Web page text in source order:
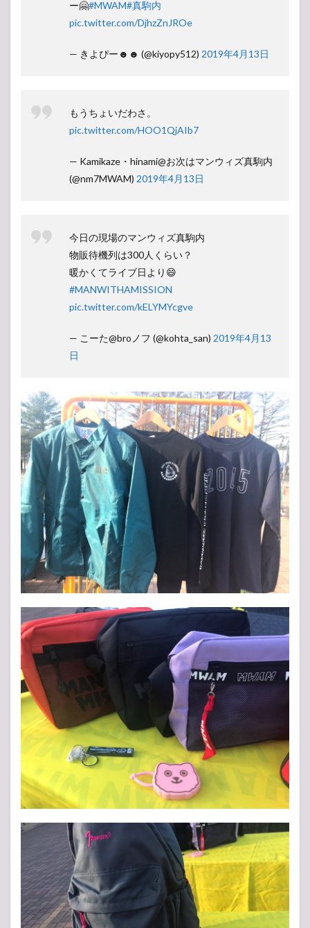
ー🤗#MWAM#真駒内
pic.twitter.com/DjhzZnJROe
— きよぴー☻☻ (@kiyopy512) 2019年4月13日
もうちょいだわさ。
pic.twitter.com/HOO1QjAIb7
— Kamikaze・hinami@お次はマンウィズ真駒内
(@nm7MWAM) 2019年4月13日
今日の現場のマンウィズ真駒内
物販待機列は300人くらい？
暖かくてライブ日より😄
#MANWITHAMISSION
pic.twitter.com/kELYMYcgve
— こーた@broノフ (@kohta_san) 2019年4月13
日